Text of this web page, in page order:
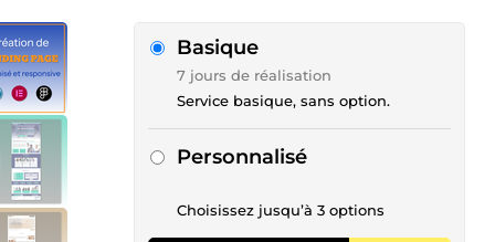
Basique
7 jours de réalisation
Service basique, sans option.
Personnalisé
Choisissez jusqu’à 3 options